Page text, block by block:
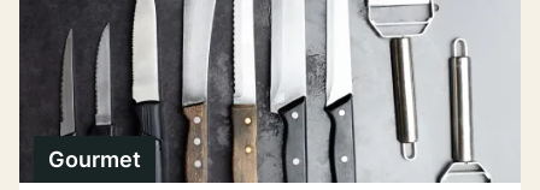
Gourmet